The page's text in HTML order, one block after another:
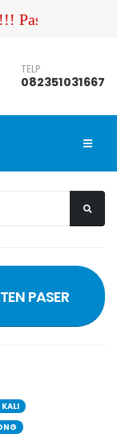
Pastikan
TELP
082351031667
PASER